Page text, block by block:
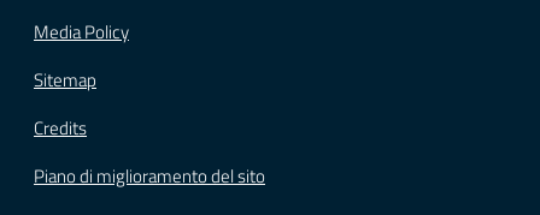
Media Policy
Sitemap
Credits
Piano di miglioramento del sito